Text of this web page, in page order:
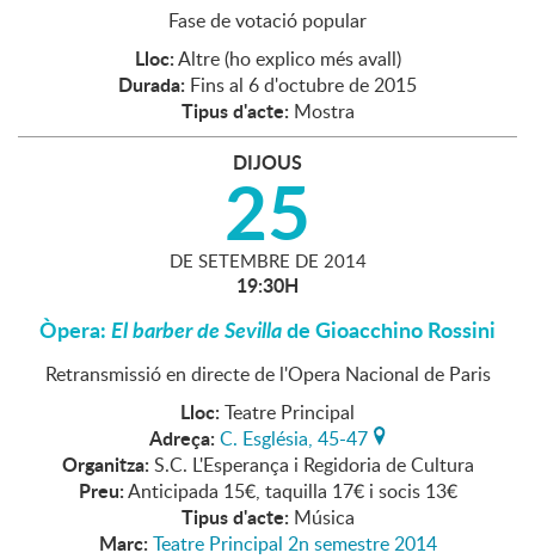
Fase de votació popular
Lloc:Altre (ho explico més avall)
Durada: Fins al 6 d'octubre de 2015
Tipus d'acte: Mostra
DIJOUS
25
DE SETEMBRE DE 2014
19:30H
Òpera:El barber de Sevillade Gioacchino Rossini
Retransmissió en directe de l'Opera Nacional de Paris
Lloc: Teatre Principal
Adreça: C. Església, 45-47
Organitza: S.C. L'Esperança i Regidoria de Cultura
Preu:Anticipada 15€, taquilla 17€ i socis 13€
Tipus d'acte: Música
Marc: Teatre Principal 2n semestre 2014